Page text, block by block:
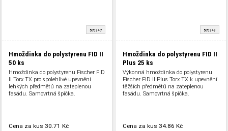
570347
Hmoždinka do polystyrenu FID II
50 ks
Hmoždinka do polystyrenu Fischer FID
II Torx TX pro spolehlivé upevnění
lehkých předmětů na zateplenou
fasádu. Samovrtná špička.
Cena za kus 30.71 Kč
570349
Hmoždinka do polystyrenu FID II
Plus 25 ks
Výkonná hmoždinka do polystyrenu
Fischer FID II Plus Torx TX k upevnění
těžších předmětů na zateplenou
fasádu. Samovrtná špička.
Cena za kus 34.86 Kč